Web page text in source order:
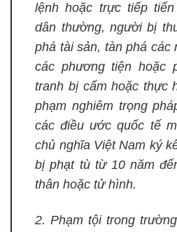
lệnh hoặc trực tiếp
dân thường, người bị
phá tài sản, tàn phá các
các phương tiện hoặc
tranh bị cấm hoặc thực
phạm nghiêm trọng
các điều ước quốc tế
chủ nghĩa Việt Nam ký
bị phạt tù từ 10 năm
thân hoặc tử hình.
2. Phạm tội trong